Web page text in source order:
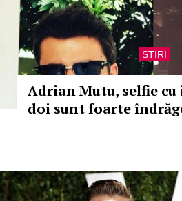
STIRI
Adrian Mutu, selfie cu
doi sunt foarte